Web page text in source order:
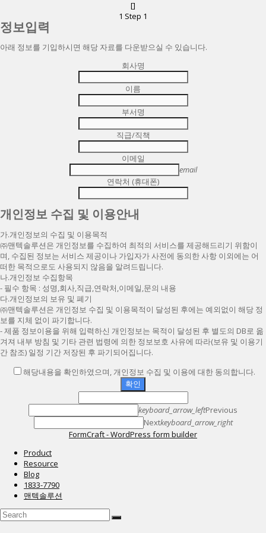
[]
1 Step 1
정보입력
아래 정보를 기입하시면 해당 자료를 다운받으실 수 있습니다.
회사명
이름
부서명
직급/직책
이메일
email
연락처 (휴대폰)
개인정보 수집 및 이용안내
가.개인정보의 수집 및 이용목적
㈜맨텍솔루션은 개인정보를 수집하여 최적의 서비스를 제공해드리기 위함이
며, 수집된 정보는 서비스 제공이나 가입자가 사전에 동의한 사항 이외에는 어
떠한 목적으로도 사용되지 않음을 알려드립니다.
나.개인정보 수집항목
- 필수 항목 : 성명,회사,직급,연락처,이메일,문의 내용
다.개인정보의 보유 및 폐기
㈜맨텍솔루션은 개인정보 수집 및 이용목적이 달성된 후에는 예외없이 해당 정
보를 지체 없이 파기합니다.
- 제품 정보이용을 위해 입력하신 개인정보는 목적이 달성된 후 별도의 DB로 옮
겨져 내부 방침 및 기타 관련 법령에 의한 정보보호 사유에 따라(보유 및 이용기
간 참조) 일정 기간 저장된 후 파기되어집니다.
해당내용을 확인하였으며, 개인정보 수집 및 이용에 대한 동의합니다.
확인
keyboard_arrow_leftPrevious
Nextkeyboard_arrow_right
FormCraft - WordPress form builder
Product
Resource
Blog
1833-7790
맨텍솔루션